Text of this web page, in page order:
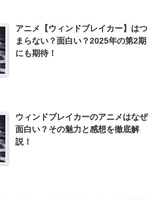
アニメ【ウィンドブレイカー】はつ
まらない？面白い？2025年の第2期
にも期待！
ウィンドブレイカーのアニメはなぜ
面白い？その魅力と感想を徹底解
説！